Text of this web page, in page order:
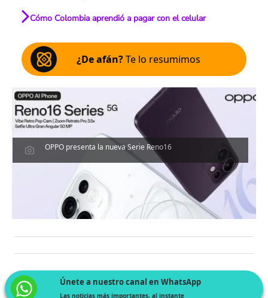
Cómo Colombia aprendió a pagar con el celular
¿De afán?Te lo resumimos
OPPO presenta la nueva Serie Reno16
Únete a nuestro canal en WhatsApp
Las noticias más importantes, al instante